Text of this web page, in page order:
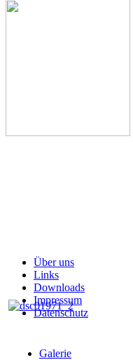
Über uns
Links
Downloads
Impressum
Datenschutz
Galerie